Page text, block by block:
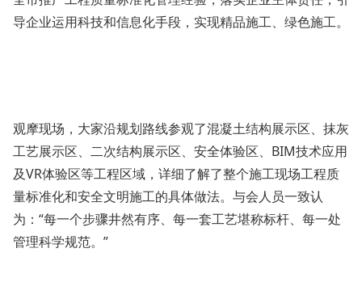
导企业运用科技和信息化手段，实现精品施工、绿色施工。
观摩现场，大家沿规划路线参观了混凝土结构展示区、抹灰
工艺展示区、二次结构展示区、安全体验区、 BIM技术应用
及VR体验区等工程区域，详细了解了整个施工现场工程质
量标准化和安全文明施工的具体做法。与会人员一致认
为：“每一个步骤井然有序、每一套工艺堪称标杆、每一处
管理科学规范。”